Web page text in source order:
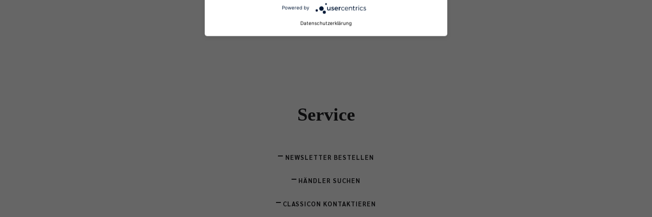
ZURÜCK
Service
NEWSLETTER BESTELLEN
HÄNDLER SUCHEN
CLASSICON KONTAKTIEREN
Powered by
Datenschutzerklärung